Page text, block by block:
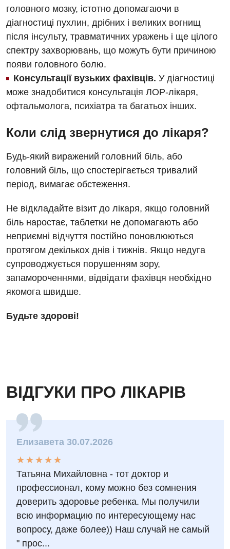
Медична психологія
Неврологія
Нейрохірургія
Онкологічне відділлення
Оториноларингологія
Педіатричне відділення
Проктологія
Пульмонологія
Терапевтичне відділення
Терапія
Травматологічне відділення
Травматологія і ортопедія
Для дітей
Дитяча алергологія
Дитяча гастроентерологія
Дитяча ендокринологія
Дитяча кардіоревматологія
Дитяча неврологія
Дитяча ортопедія і травматологія
головного мозку, істотно допомагаючи в
діагностиці пухлин, дрібних і великих вогнищ
після інсульту, травматичних уражень і ще цілого
спектру захворювань, що можуть бути причиною
появи головного болю.
Консультації вузьких фахівців. У діагностиці
може знадобитися консультація ЛОР-лікаря,
офтальмолога, психіатра та багатьох інших.
Коли слід звернутися до лікаря?
Будь-який виражений головний біль, або
головний біль, що спостерігається тривалий
період, вимагає обстеження.
Не відкладайте візит до лікаря, якщо головний
біль наростає, таблетки не допомагають або
неприємні відчуття постійно поновлюються
протягом декількох днів і тижнів. Якщо недуга
супроводжується порушенням зору,
запамороченнями, відвідати фахівця необхідно
якомога швидше.
Будьте здорові!
ВІДГУКИ ПРО ЛІКАРІВ
Елизавета 30.07.2026
★
★
★
★
★
★ ★ ★ ★ ★
Татьяна Михайловна - тот доктор и
профессионал, кому можно без сомнения
доверить здоровье ребенка. Мы получили
всю информацию по интересующему нас
вопросу, даже более)) Наш случай не самый
" прос...